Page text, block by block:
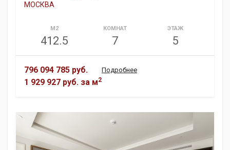
МОСКВА
М2
412.5
КОМНАТ
7
ЭТАЖ
5
796 094 785 руб.
1 929 927 руб. за м2
Подробнее